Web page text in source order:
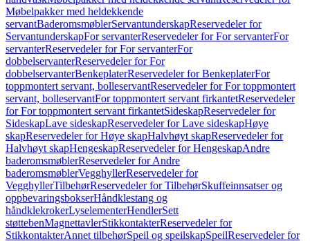
Møbelpakker med heldekkende
servantBaderomsmøblerServantunderskapReservedeler for
ServantunderskapFor servanterReservedeler for For servanterFor
servanterReservedeler for For servanterFor
dobbelservanterReservedeler for For
dobbelservanterBenkeplaterReservedeler for BenkeplaterFor
toppmontert servant, bolleservantReservedeler for For toppmontert
servant, bolleservantFor toppmontert servant firkantetReservedeler
for For toppmontert servant firkantetSideskapReservedeler for
SideskapLave sideskapReservedeler for Lave sideskapHøye
skapReservedeler for Høye skapHalvhøyt skapReservedeler for
Halvhøyt skapHengeskapReservedeler for HengeskapAndre
baderomsmøblerReservedeler for Andre
baderomsmøblerVegghyllerReservedeler for
VegghyllerTilbehørReservedeler for TilbehørSkuffeinnsatser og
oppbevaringsbokserHåndklestang og
håndklekrokerLyselementerHendlerSett
støttebenMagnettavlerStikkontakterReservedeler for
StikkontakterAnnet tilbehørSpeil og speilskapSpeilReservedeler for